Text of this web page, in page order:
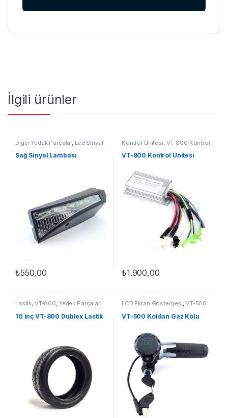
İlgili ürünler
Diğer Yedek Parçalar, Led Sinyal
Lambası Yedek Parçalar
Sağ Sinyal Lambası
₺550,00
Kontrol Ünitesi VT-800 Kontrol
Ünitesi Yedek Parçalar
VT-800 Kontrol Ünitesi
₺1.900,00
Lastik, VT-800, Yedek Parçalar
10 inç VT-800 Dublex Lastik
LCD Ekran Göstergesi, VT-500
VT-500 Koldan Gaz Kolu